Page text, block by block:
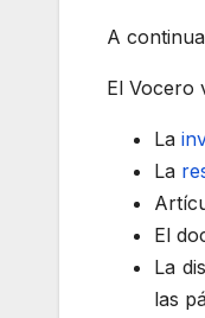
A
El Vocero
La
La
El
La
las